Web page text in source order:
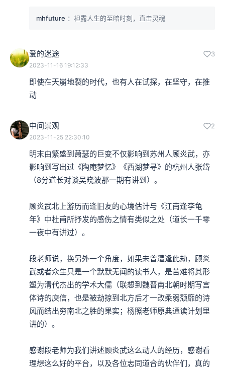
mhfuture ：袒露人生的至暗时刻，直击灵魂
爱的迷途 3
2023-11-16 19:12:33
即使在天崩地裂的时代，也有人在试探，在坚守，在推
动
中间景观 2
2023-11-25 22:30:10
明末由繁盛到萧瑟的巨变不仅影响到苏州人顾炎武，亦
影响到写出过《陶庵梦忆》《西湖梦寻》的杭州人张岱
（8分道长对谈吴晓波那一期有讲到）。
顾炎武北上游历而逢旧友的心境估计与《江南逢李龟
年》中杜甫所抒发的感伤之情有类似之处（道长一千零
一夜中有讲过）。
段老师说，换另外一个角度，如果未曾遭逢此劫，顾炎
武或者众生只是一个默默无闻的读书人，是苦难将其形
塑为清代杰出的学术大儒（联想到魏晋南北朝时期写宫
体诗的庾信，也是被劫掠到北方后才一改柔弱颓靡的诗
风而结出穷南北之胜的果实；杨照老师原典通读计划里
讲的）。
感谢段老师为我们讲述顾炎武这么动人的经历，感谢看
理想这么好的平台，以及各位志同道合的伙伴们，真的